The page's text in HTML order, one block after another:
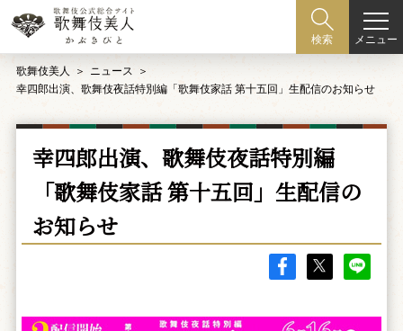
検索 メニュー
歌舞伎美人
ニュース
幸四郎出演、歌舞伎夜話特別編「歌舞伎家話 第十五回」生配信のお知らせ
幸四郎出演、歌舞伎夜話特別編
「歌舞伎家話 第十五回」生配信の
お知らせ